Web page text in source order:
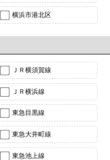
横浜市港北区
ＪＲ横須賀線
ＪＲ横浜線
東急目黒線
東急大井町線
東急池上線